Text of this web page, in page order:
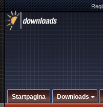
Startpagina Downloads